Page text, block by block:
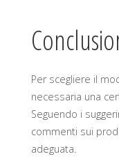
Per scegliere il
necessaria una
Seguendo i
commenti sui
adeguata.